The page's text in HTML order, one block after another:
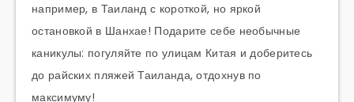
например, в Таиланд с короткой, но яркой
остановкой в Шанхае! Подарите себе необычные
каникулы: погуляйте по улицам Китая и доберитесь
до райских пляжей Таиланда, отдохнув по
максимуму!